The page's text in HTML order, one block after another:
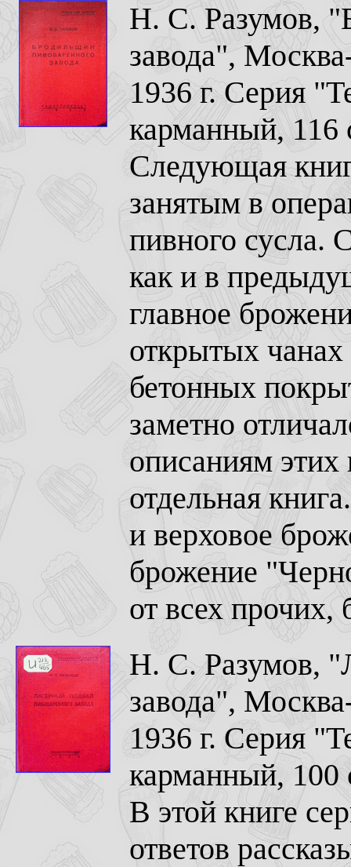
Н. С. Разумов,
завода",
1936 г. Серия
карманный, 116
Следующая
занятым в
пивного сусла.
как и в
главное
открытых
бетонных
заметно
описаниям
отдельная
и верховое
брожение
от всех
Н. С. Разумов,
завода",
1936 г. Серия
карманный, 100
В этой книге
ответов